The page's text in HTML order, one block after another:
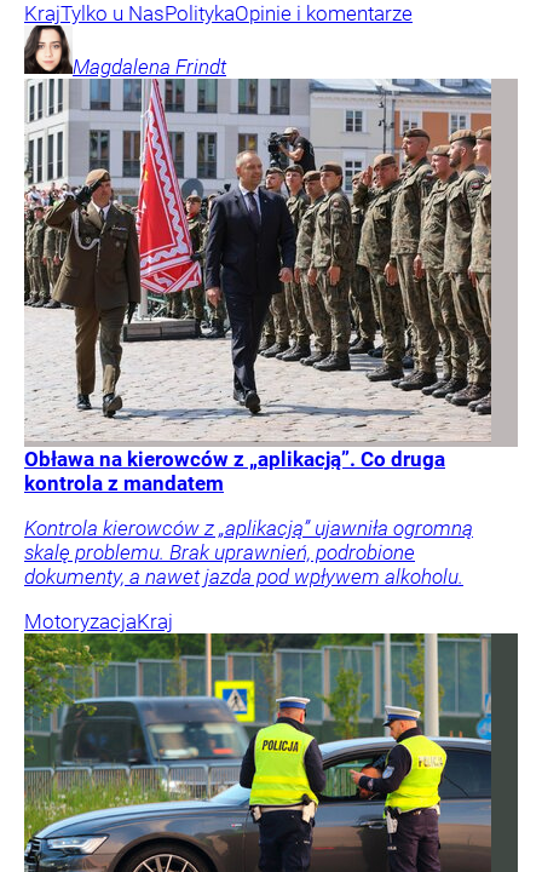
KrajTylko u NasPolitykaOpinie i komentarze
Magdalena Frindt
Obława na kierowców z „aplikacją”. Co druga
kontrola z mandatem
Kontrola kierowców z „aplikacją” ujawniła ogromną
skalę problemu. Brak uprawnień, podrobione
dokumenty, a nawet jazda pod wpływem alkoholu.
MotoryzacjaKraj